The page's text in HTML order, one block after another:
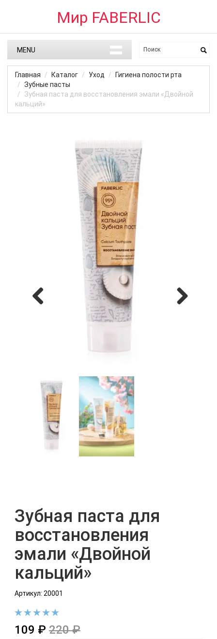
Мир FABERLIC
MENU
Главная Каталог Уход
Гигиена полости рта
Зубные пасты
Зубная паста для восстановления эмали «Двойной
кальций»
Зубная паста для
восстановления
эмали «Двойной
кальций»
Артикул: 20001
109 ₽ 220 ₽